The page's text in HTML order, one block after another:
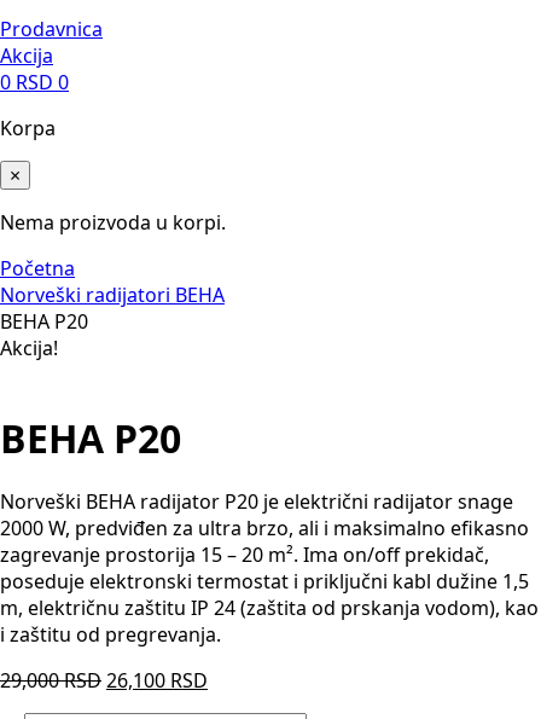
Prodavnica
Akcija
0 RSD 0
Korpa
×
Nema proizvoda u korpi.
Početna
Norveški radijatori BEHA
BEHA P20
Akcija!
BEHA P20
Norveški BEHA radijator P20 je električni radijator snage
2000 W, predviđen za ultra brzo, ali i maksimalno efikasno
zagrevanje prostorija 15 – 20 m². Ima on/off prekidač,
poseduje elektronski termostat i priključni kabl dužine 1,5
m, električnu zaštitu IP 24 (zaštita od prskanja vodom), kao
i zaštitu od pregrevanja.
29,000RSD Originalna
26,100 RSD